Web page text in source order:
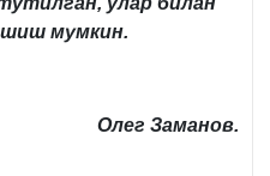
мумкин.
Олег Заманов.